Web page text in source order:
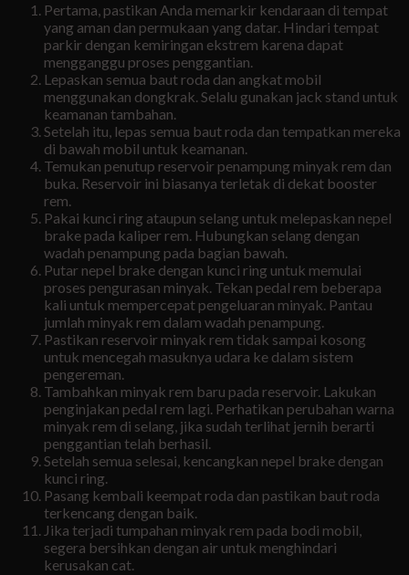
Pertama, pastikan Anda memarkir kendaraan di tempat
yang aman dan permukaan yang datar. Hindari tempat
parkir dengan kemiringan ekstrem karena dapat
mengganggu proses penggantian.
Lepaskan semua baut roda dan angkat mobil
menggunakan dongkrak. Selalu gunakan jack stand untuk
keamanan tambahan.
Setelah itu, lepas semua baut roda dan tempatkan mereka
di bawah mobil untuk keamanan.
Temukan penutup reservoir penampung minyak rem dan
buka. Reservoir ini biasanya terletak di dekat booster
rem.
Pakai kunci ring ataupun selang untuk melepaskan nepel
brake pada kaliper rem. Hubungkan selang dengan
wadah penampung pada bagian bawah.
Putar nepel brake dengan kunci ring untuk memulai
proses pengurasan minyak. Tekan pedal rem beberapa
kali untuk mempercepat pengeluaran minyak. Pantau
jumlah minyak rem dalam wadah penampung.
Pastikan reservoir minyak rem tidak sampai kosong
untuk mencegah masuknya udara ke dalam sistem
pengereman.
Tambahkan minyak rem baru pada reservoir. Lakukan
penginjakan pedal rem lagi. Perhatikan perubahan warna
minyak rem di selang, jika sudah terlihat jernih berarti
penggantian telah berhasil.
Setelah semua selesai, kencangkan nepel brake dengan
kunci ring.
Pasang kembali keempat roda dan pastikan baut roda
terkencang dengan baik.
Jika terjadi tumpahan minyak rem pada bodi mobil,
segera bersihkan dengan air untuk menghindari
kerusakan cat.